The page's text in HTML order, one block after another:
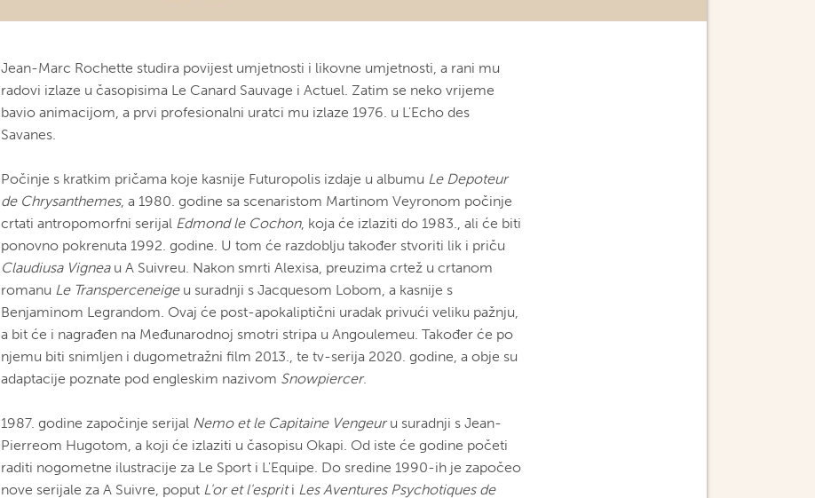
Jean-Marc Rochette studira povijest umjetnosti i likovne umjetnosti, a rani mu
radovi izlaze u časopisima Le Canard Sauvage i Actuel. Zatim se neko vrijeme
bavio animacijom, a prvi profesionalni uratci mu izlaze 1976. u L'Echo des
Savanes.
Počinje s kratkim pričama koje kasnije Futuropolis izdaje u albumu Le Depoteur
de Chrysanthemes, a 1980. godine sa scenaristom Martinom Veyronom počinje
crtati antropomorfni serijal Edmond le Cochon, koja će izlaziti do 1983., ali će biti
ponovno pokrenuta 1992. godine. U tom će razdoblju također stvoriti lik i priču
Claudiusa Vigneau A Suivreu. Nakon smrti Alexisa, preuzima crtež u crtanom
romanu Le Transperceneigeu suradnji s Jacquesom Lobom, a kasnije s
Benjaminom Legrandom. Ovaj će post-apokaliptični uradak privući veliku pažnju,
a bit će i nagrađen na Međunarodnoj smotri stripa u Angoulemeu. Također će po
njemu biti snimljen i dugometražni film 2013., te tv-serija 2020. godine, a obje su
adaptacije poznate pod engleskim nazivom Snowpiercer.
1987. godine započinje serijal Nemo et le Capitaine Vengeuru suradnji s Jean-
Pierreom Hugotom, a koji će izlaziti u časopisu Okapi. Od iste će godine početi
raditi nogometne ilustracije za Le Sport i L'Equipe. Do sredine 1990-ih je započeo
nove serijale za A Suivre, poput L'or et l'espriti Les Aventures Psychotiques de